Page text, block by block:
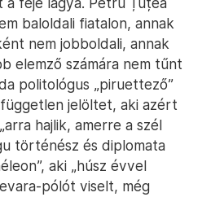
baloldali fiatalon, annak
nem jobboldali, annak
elemző számára nem tűnt
politológus „piruettező”
jelöltet, aki azért
hajlik, amerre a szél
történész és diplomata
aki „húsz évvel
pólót viselt, még